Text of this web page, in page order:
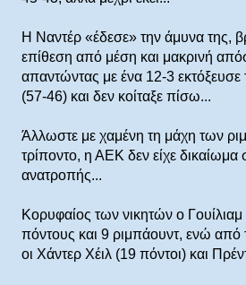
Η Ναντέρ «έδεσε» την άμυνα της,
επίθεση από μέση και μακρινή
απαντώντας με ένα 12-3 εκτόξευσε
(57-46) και δεν κοίταξε πίσω...
Άλλωστε με χαμένη τη μάχη των
τρίποντο, η ΑΕΚ δεν είχε δικαίωμα
ανατροπής...
Κορυφαίος των νικητών ο
πόντους και 9 ριμπάουντ, ενώ
οι Χάντερ Χέιλ (19 πόντοι) και